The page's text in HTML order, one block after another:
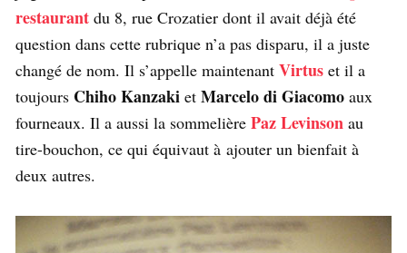
restaurant du 8, rue Crozatier dont il avait déjà été
question dans cette rubrique n’a pas disparu, il a juste
changé de nom. Il s’appelle maintenant Virtus et il a
toujours Chiho Kanzaki et Marcelo di Giacomo aux
fourneaux. Il a aussi la sommelière Paz Levinson au
tire-bouchon, ce qui équivaut à ajouter un bienfait à
deux autres.